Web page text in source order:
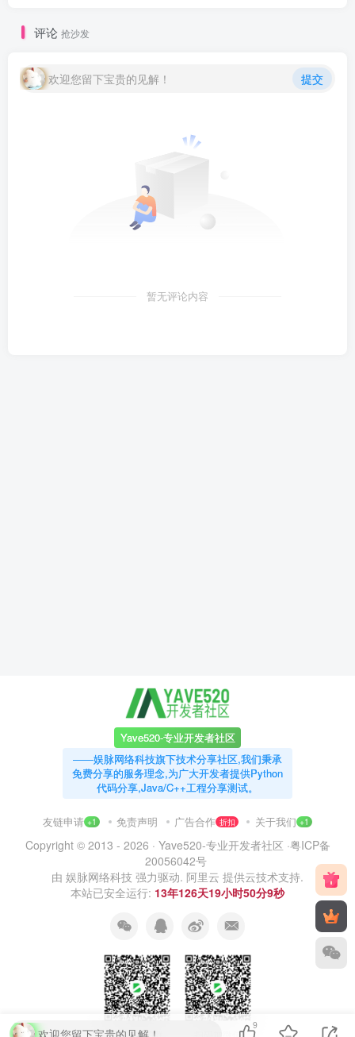
评论 抢沙发
欢迎您留下宝贵的见解！ 提交
暂无评论内容
Yave520-专业开发者社区
——娱脉网络科技旗下技术分享社区,我们秉承
免费分享的服务理念,为广大开发者提供Python
代码分享,Java/C++工程分享测试。
友链申请 +1 免责声明 广告合作 折扣 关于我们 +1
Copyright © 2013 - 2026 · Yave520-专业开发者社区 ·粤ICP备
20056042号
由 娱脉网络科技 强力驱动. 阿里云 提供云技术支持.
本站已安全运行: 13年126天19小时50分10秒
扫码加QQ群 扫码加微信
欢迎您留下宝贵的见解！
9